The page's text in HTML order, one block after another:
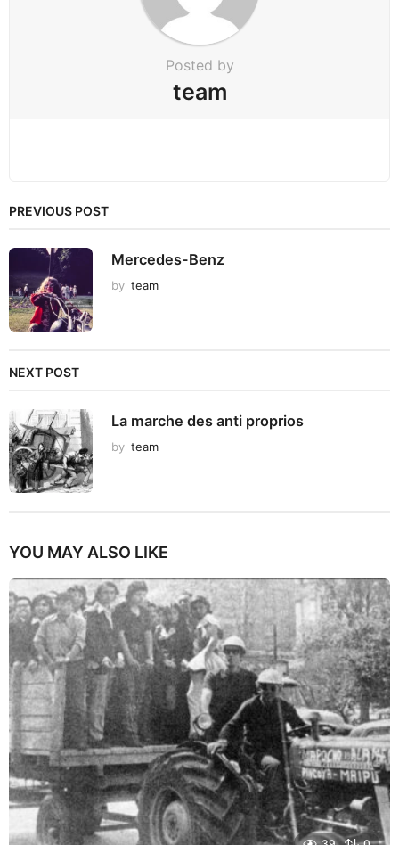
Posted by
team
PREVIOUS POST
Mercedes-Benz
by team
NEXT POST
La marche des anti proprios
by team
YOU MAY ALSO LIKE